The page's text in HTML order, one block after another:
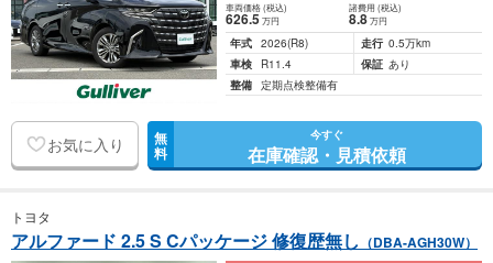
車両価格(税込)
626.5万円
諸費用 (税込)
8.8 万円
年式 2026(R8) 走行 0.5万km
車検
R11.4 保証 あり
整備 定期点検整備有
お気に入り 無
料
今すぐ
在庫確認・見積依頼
トヨタ
アルファード 2.5 S Cパッケージ 修復歴無し （DBA-AGH30W）